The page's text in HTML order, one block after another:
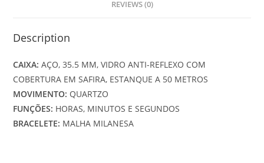
REVIEWS (0)
Description
CAIXA: AÇO, 35.5 MM, VIDRO ANTI-REFLEXO COM
COBERTURA EM SAFIRA, ESTANQUE A 50 METROS
MOVIMENTO: QUARTZO
FUNÇÕES: HORAS, MINUTOS E SEGUNDOS
BRACELETE: MALHA MILANESA